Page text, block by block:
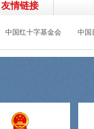
友情链接
中国红十字基金会 中国